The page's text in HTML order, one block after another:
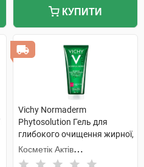
КУПИТИ
Vichy Normaderm
Phytosolution Гель для
глибокого очищення жирної,
схильної до недоліків шкіри
200 мл 1 флакон
Косметік Актів
Інтернаціональ